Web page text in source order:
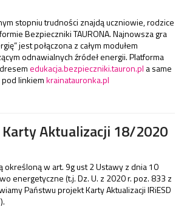
stopniu trudności znajdą uczniowie, rodzice
Bezpieczniki TAURONA. Najnowsza gra
jest połączona z całym modułem
odnawialnych źródeł energii. Platforma
edukacja.bezpieczniki.tauron.pl a same
linkiemkrainatauronka.pl
Aktualizacji 18/2020
określoną w art. 9g ust 2 Ustawy z dnia 10
energetyczne (t.j. Dz. U. z 2020 r. poz. 833 z
Państwu projekt Karty Aktualizacji IRiESD